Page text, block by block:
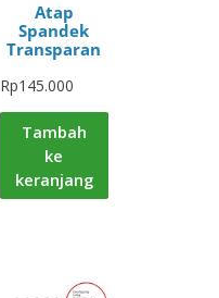
Atap
Spandek
Transparan
Rp145.000
Tambah
ke
keranjang